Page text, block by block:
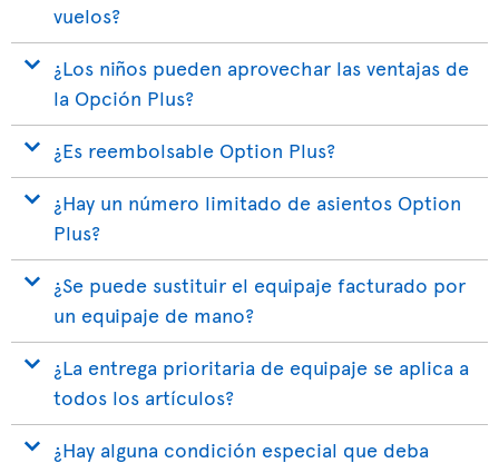
vuelos?
¿Los niños pueden aprovechar las ventajas de
la Opción Plus?
¿Es reembolsable Option Plus?
¿Hay un número limitado de asientos Option
Plus?
¿Se puede sustituir el equipaje facturado por
un equipaje de mano?
¿La entrega prioritaria de equipaje se aplica a
todos los artículos?
¿Hay alguna condición especial que deba